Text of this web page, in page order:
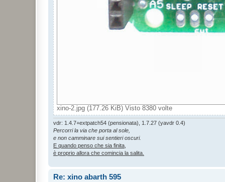
xino-2.jpg (177.26 KiB) Visto 8380 volte
vdr: 1.4.7+extpatch54 (pensionata), 1.7.27 (yavdr 0.4)
Percorri la via che porta al sole,
e non camminare sui sentieri oscuri.
E quando penso che sia finita,
è proprio allora che comincia la salita.
Re: xino abarth 595